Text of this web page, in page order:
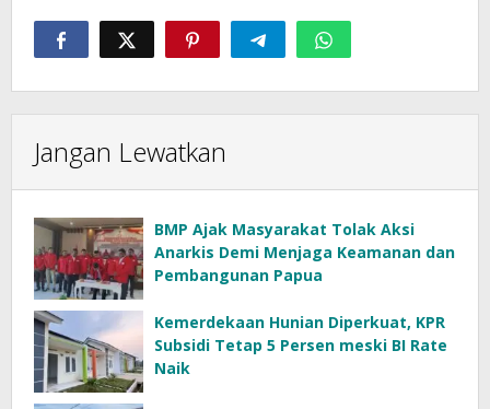
Jangan Lewatkan
BMP Ajak Masyarakat Tolak Aksi
Anarkis Demi Menjaga Keamanan dan
Pembangunan Papua
Kemerdekaan Hunian Diperkuat, KPR
Subsidi Tetap 5 Persen meski BI Rate
Naik